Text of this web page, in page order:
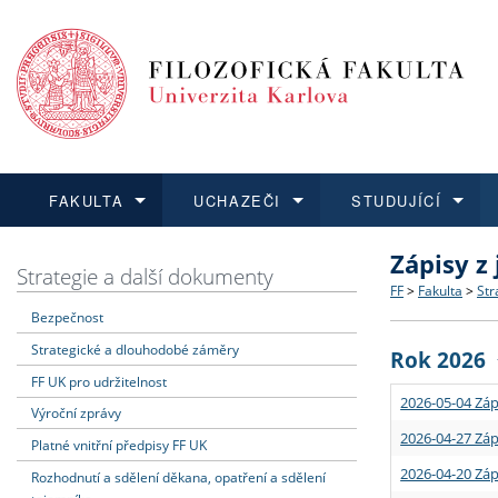
FAKULTA
Dozvědět se více
Struktura
Strategie
Podpora
UCHAZEČI
Podat přihlášku
Co
Učitelské
STUDUJÍCÍ
Dozvědět se více
Rigorózní
Dozvědět se více
O vědě a
Granty a
Dozvědět se více
Aktuální
Strategie a další dokumenty
Bezpečnost
Strategické a dlouhodobé záměry
FF UK pro udržitelnost
Výroční zprávy
Platné vnitřní předpisy FF UK
Rozhodnutí a sdělení děkana, opatření a sdělení
Zápisy
FF > Fakulta >
Rok 2026
2026-05-04
2026-04-27
2026-04-20